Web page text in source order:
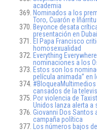
academia
Nominados a los
Toro, Cuarón e Iñárritu
Beyonce desata
presentación en Dubai
El Papa Francisco
homosexualidad
Everything
nominaciones a los
Estos son los
película animada” en
cansados de la
Por violencia de
Unidos lanza alerta a
Giovanni Dos Santos
campaña política
Los números bajos